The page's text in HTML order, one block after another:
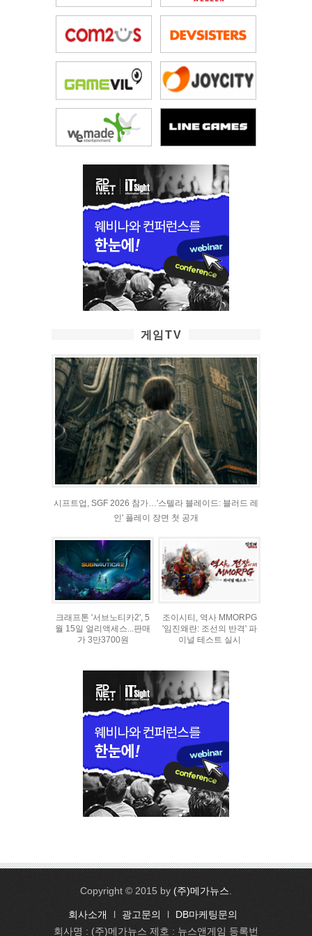
게임TV
시프트업, SGF 2026 참가…'스텔라 블레이드: 블러드 레
인' 플레이 장면 첫 공개
크래프톤 '서브노티카2', 5
월 15일 얼리액세스...판매
가 3만3700원
조이시티, 역사 MMORPG
'임진왜란: 조선의 반격' 파
이널 테스트 실시
Copyright © 2015 by (주)메가뉴스
회사소개 l 광고문의 l
DB마케팅문의
회사명 : (주)메가뉴스 제호 : 뉴스앤게임 등록번